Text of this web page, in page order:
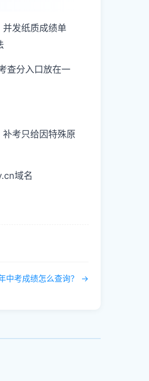
发纸质成绩单
查分入口放在一
考只给因特殊原
域名
中考成绩怎么查询？ →